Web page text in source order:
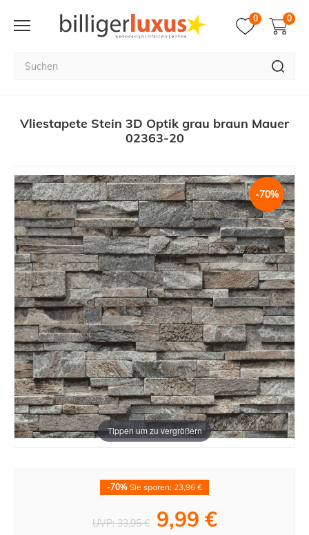
0 0
Vliestapete Stein 3D Optik grau braun Mauer
02363-20
Tippen um zu vergrößern
-70%
-70% Sie sparen: 23,96 €
UVP:33,95 € 9,99 €